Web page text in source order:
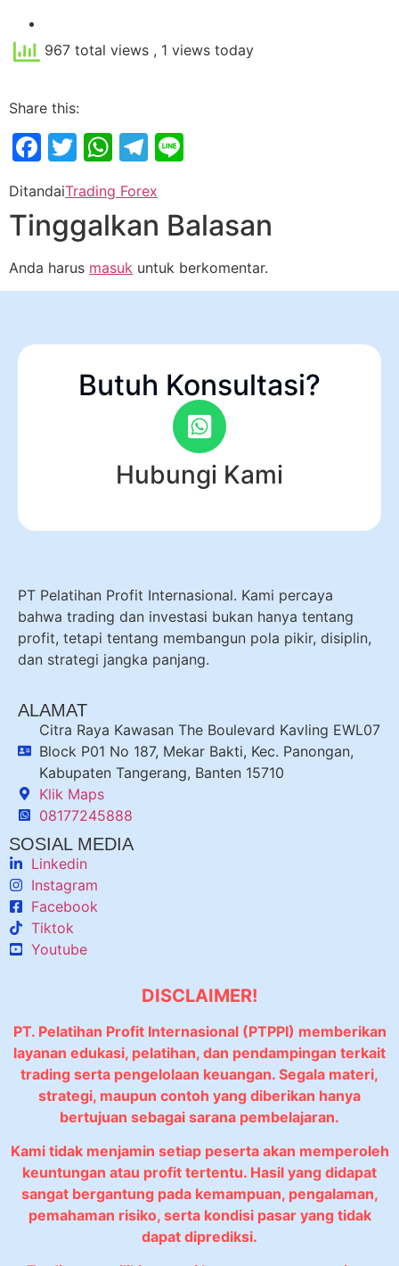
967 total views , 1 views today
Share this:
Facebook
Twitter
WhatsApp
Telegram
DitandaiTrading Forex
Tinggalkan Balasan
Anda harus masuk untuk berkomentar.
Butuh Konsultasi?
Hubungi Kami
PT Pelatihan Profit Internasional. Kami percaya
bahwa trading dan investasi bukan hanya tentang
profit, tetapi tentang membangun pola pikir, disiplin,
dan strategi jangka panjang.
ALAMAT
Citra Raya Kawasan The Boulevard Kavling EWL07
Block P01 No 187, Mekar Bakti, Kec. Panongan,
Kabupaten Tangerang, Banten 15710
Klik Maps
08177245888
SOSIAL MEDIA
Linkedin
Instagram
Facebook
Tiktok
Youtube
DISCLAIMER!
PT. Pelatihan Profit Internasional (PTPPI) memberikan
layanan edukasi, pelatihan, dan pendampingan terkait
trading serta pengelolaan keuangan. Segala materi,
strategi, maupun contoh yang diberikan hanya
bertujuan sebagai sarana pembelajaran.
Kami tidak menjamin setiap peserta akan memperoleh
keuntungan atau profit tertentu. Hasil yang didapat
sangat bergantung pada kemampuan, pengalaman,
pemahaman risiko, serta kondisi pasar yang tidak
dapat diprediksi.